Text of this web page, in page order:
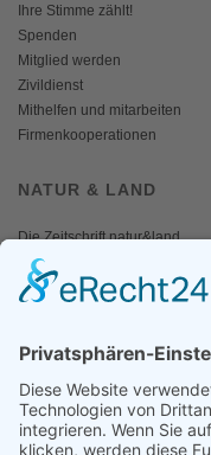
Ihre Stimme zählt!
Spenden
Mitglied werden
Zivildienst
Mithelfen und mitarbeiten
Firmenkooperationen
NATUR & LAND
Die Zeitschrift natur&land
Archiv
Mediadaten
Fotos und Logos
Presseaussendungen
Presse